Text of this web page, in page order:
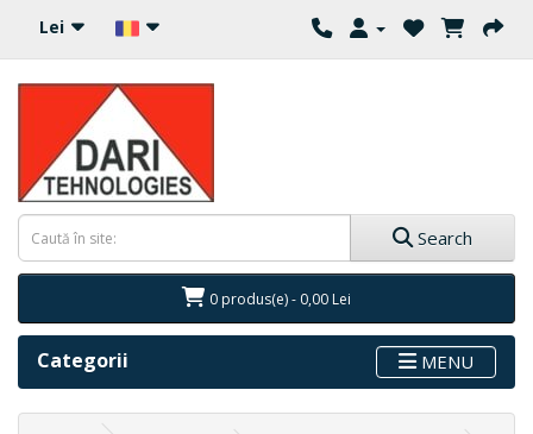
Lei
Search
0 produs(e) - 0,00 Lei
Categorii MENU